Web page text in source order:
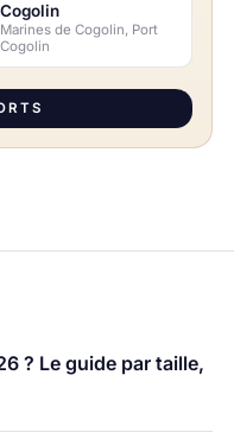
Cogolin
Marines de Cogolin, Port
Cogolin
? Le guide par taille,